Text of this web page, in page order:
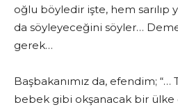
oğlu böyledir işte, hem sarılıp
da söyleyeceğini söyler…
gerek…
Başbakanımız da, efendim;
bebek gibi okşanacak bir ülke